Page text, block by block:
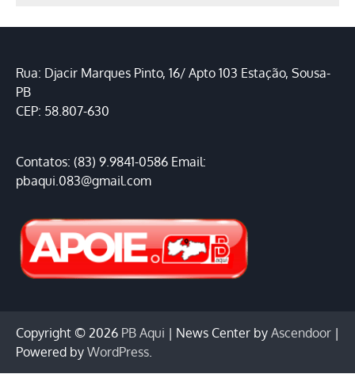
Rua: Djacir Marques Pinto, 16/ Apto 103 Estação, Sousa-
PB
CEP: 58.807-630
Contatos: (83) 9.9841-0586 Email:
pbaqui.083@gmail.com
Copyright © 2026 PB Aqui | News Center by Ascendoor |
Powered by WordPress